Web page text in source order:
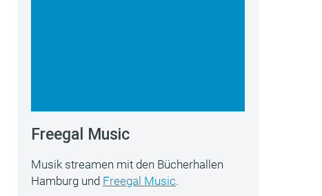
Freegal Music
Musik streamen mit den Bücherhallen
Hamburg und Freegal Music.